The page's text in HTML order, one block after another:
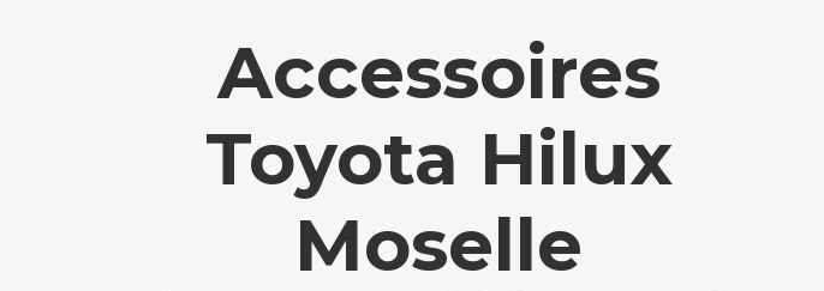
Accessoires
Toyota Hilux
Moselle